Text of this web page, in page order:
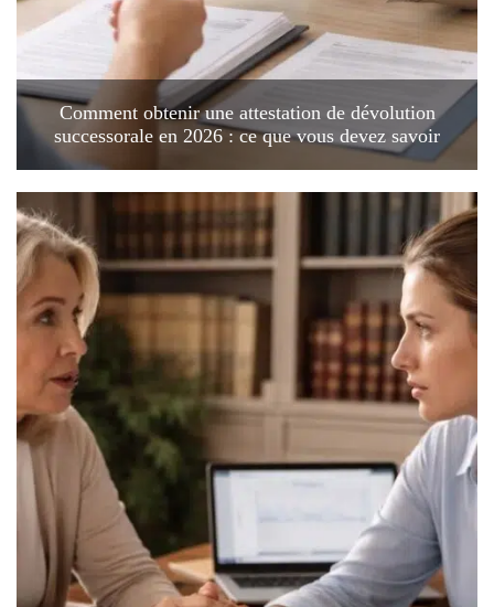
Comment obtenir une attestation de dévolution
successorale en 2026 : ce que vous devez savoir